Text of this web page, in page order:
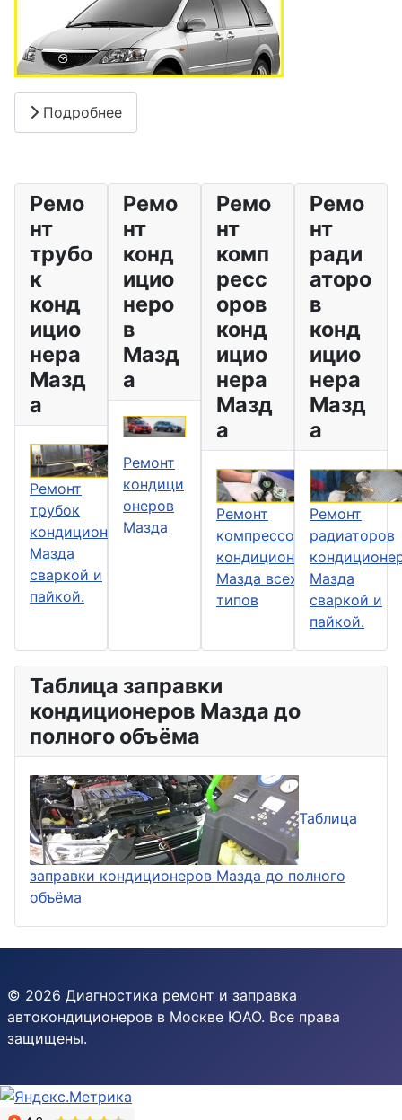
Подробнее
Ремо
нт
трубо
к
конд
ицио
нера
Мазд
а
Ремонт
трубок
кондиционера
Мазда
сваркой и
пайкой.
Ремо
нт
конд
ицио
неро
в
Мазд
а
Ремонт
кондици
онеров
Мазда
Ремо
нт
комп
ресс
оров
конд
ицио
нера
Мазд
а
Ремонт
компрессоров
кондиционера
Мазда всех
типов
Ремо
нт
ради
аторо
в
конд
ицио
нера
Мазд
а
Ремонт
радиаторов
Мазда
сваркой и
пайкой.
Таблица заправки
кондиционеров Мазда до
полного объёма
Таблица
заправки кондиционеров Мазда до полного
объёма
© 2026 Диагностика ремонт и заправка
автокондиционеров в Москве ЮАО. Все права
защищены.